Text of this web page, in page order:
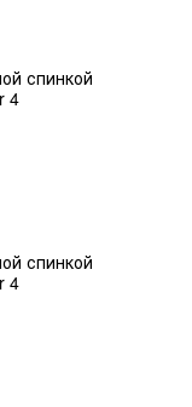
спинкой
4
спинкой
4